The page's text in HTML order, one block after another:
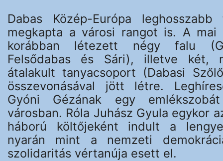
Dabas Közép-Európa
megkapta a városi rangot is. A
korábban létezett négy falu
Felsődabas és Sári), illetve két,
átalakult tanyacsoport (Dabasi
összevonásával jött létre.
Gyóni Gézának egy
városban. Róla Juhász Gyula egykor
háború költőjeként indult a
nyarán mint a nemzeti
szolidaritás vértanúja esett el.